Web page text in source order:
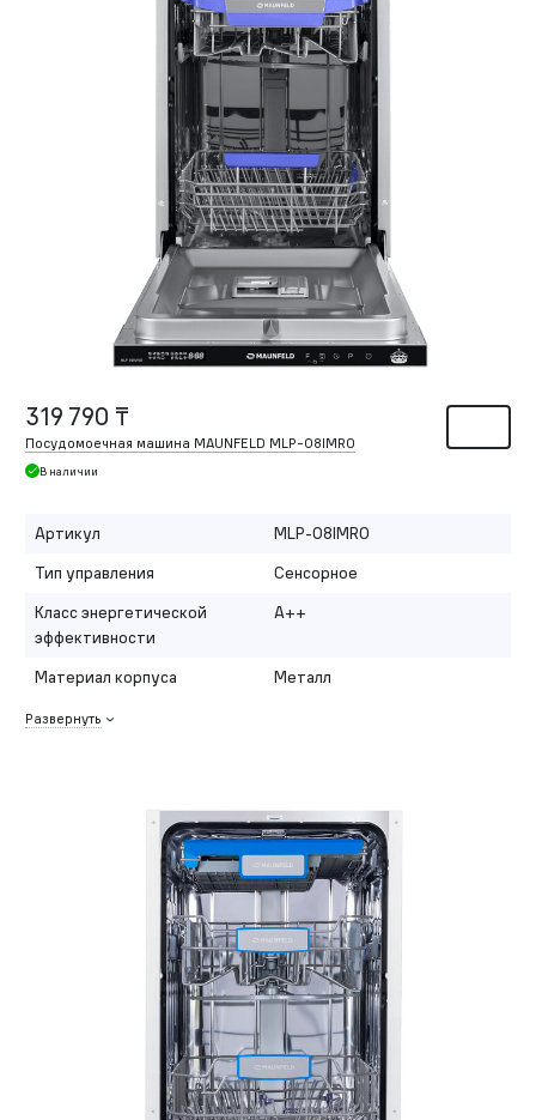
319 790 ₸
Посудомоечная машина MAUNFELD MLP-08IMRO
В наличии
Артикул
MLP-08IMRO
Тип управления
Сенсорное
Класс энергетической
эффективности
A++
Материал корпуса Металл
Развернуть